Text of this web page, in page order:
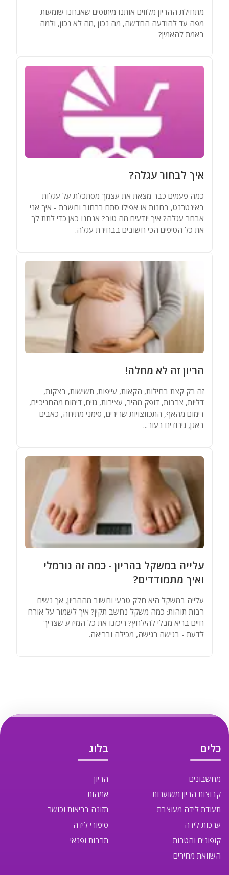
מתחילת ההריון מלווים אותנו מיתוסים שאנחנו שומעות
מפה עד להודעה החדשה, מה נכון ,מה לא נכון, ולמה
באמת להאמין?
איך לבחור עגלה?
כמה פעמים כבר מצאת את עצמך מסתכלת על עגלות
באינטרנט, בחנות או אפילו סתם ברחוב וחשבת - איך אני
אבחר עגלה? איך יודעים מה טוב? אנחנו כאן כדי לתת לך
את כל הטיפים הכי חשובים בבחירת עגלה.
הריון זה לא מחלה!
זה רק קצת בחילות, הקאות, עייפות, תשישות, בצקות,
דליות, צרבות, דופק מהיר, עצירות, גזים, דימום מהחניכיים,
דימום מהאף, התכווצויות שרירים, סימני מתיחה, כאבים
באגן, גירודים בעור...
עלייה במשקל בהריון - כמה זה נורמלי
ואיך מתמודדים?
עלייה במשקל היא חלק טבעי וחשוב מההריון, אך נשים
רבות תוהות: כמה משקל נחשב תקין? איך לשמור על אורח
חיים בריא מבלי להילחץ? ריכזנו את כל המידע שצריך
לדעת - בגישה רגישה, מכילה ובריאה.
כלים
מחשבונים
קבוצות הריון משוערות
תעודת לידה מעוצבת
ערכות לידה
קופונים והטבות
השוואת מחירים
בלוג
הריון
אמהות
תזונה בריאות וכושר
סיפורי לידה
תרבות ופנאי